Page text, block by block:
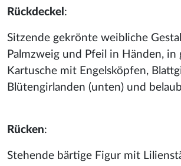
Rückdeckel :
Sitzende gekrönte weibliche
Palmzweig und Pfeil in Händen, in
Kartusche mit Engelsköpfen,
Blütengirlanden (unten) und
Rücken:
Stehende bärtige Figur mit